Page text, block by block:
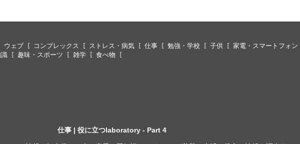
ウェブ コンプレックス ストレス・病気 仕事 勉強・学校 子供 家電・スマートフォン
趣味・スポーツ 雑学 食べ物
仕事 | 役に立つlaboratory - Part 4